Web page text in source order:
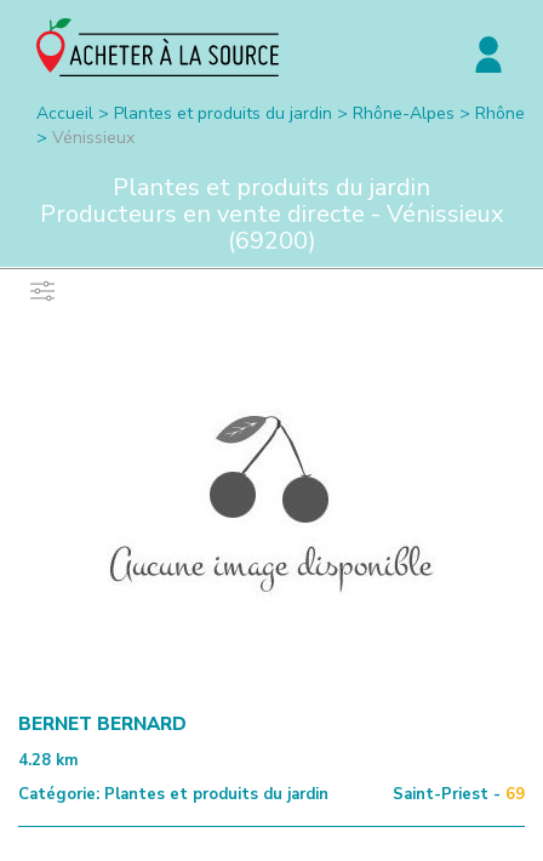
Accueil > Plantes et produits du jardin > Rhône-Alpes > Rhône
> Vénissieux
Plantes et produits du jardin
Producteurs en vente directe - Vénissieux
(69200)
BERNET BERNARD
4.28 km
Catégorie: Plantes et produits du jardin Saint-Priest - 69